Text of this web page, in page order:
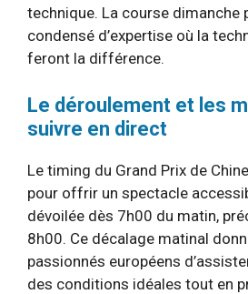
technique. La course dimanche
condensé d’expertise où la
feront la différence.
Le déroulement et les
suivre en direct
Le timing du Grand Prix de
pour offrir un spectacle
dévoilée dès 7h00 du matin,
8h00. Ce décalage matinal
passionnés européens
des conditions idéales tout en